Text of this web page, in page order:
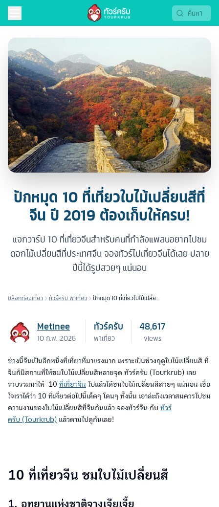
ปักหมุด 10 ที่เที่ยวใบไม้เปลี่ยนสีที่
จีน ปี 2019 ต้องเก็บให้ครบ!
แจกวาร์ป 10 ที่เที่ยวจีนสำหรับคนที่กำลังแพลนอยากไปชม
ดอกไม้เปลี่ยนสีที่ประเทศจีน จองทัวร์ไปเที่ยวจีนได้เลย ปลาย
ปีนี้ได้รูปสวยๆ แน่นอน
บล็อกท่องเที่ยว ทัวร์ครับ พาเที่ยว
ปักหมุด 10 ที่เที่ยวใบไม้เปลี่ยน
Metinee
10 ก.พ. 2026
ทัวร์ครับ
พาเที่ยว
48,617
views
ช่วงนี้จีนเป็นอีกหนึ่งที่เที่ยวที่มาแรงมาก เพราะเป็นช่วงฤดูใบไม้เปลี่ยนสี ที่
จีนก็มีสถานที่ให้ชมใบไม้เปลี่ยนสีหลายจุด ทัวร์ครับ (Tourkrub) เลย
รวบรวมมาให้ 10 ที่เที่ยวจีน ไปแล้วได้ชมใบไม้เปลี่ยนสีสวยๆ แน่นอน เชื่อ
ใจเราได้ว่า 10 ที่เที่ยวต่อไปนี้เด็ดๆ โดนๆ ทั้งนั้น เอาล่ะถึงเวลาสมควรไปชม
ความงามของใบไม้เปลี่ยนสีที่จีนกันแล้ว จองทัวร์จีน กับ ทัวร์
ครับ (Tourkrub) แล้วตามไปดูกันเลย!
10 ที่เที่ยวจีน ชมใบไม้เปลี่ยนสี
1. อุทยานแห่งชาติจางเจียเจี้ย